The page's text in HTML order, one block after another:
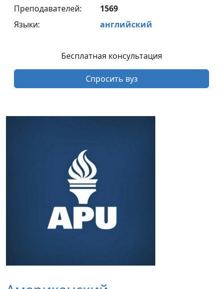
Преподавателей:
1569
Языки:
английский
Бесплатная консультация
Спросить вуз